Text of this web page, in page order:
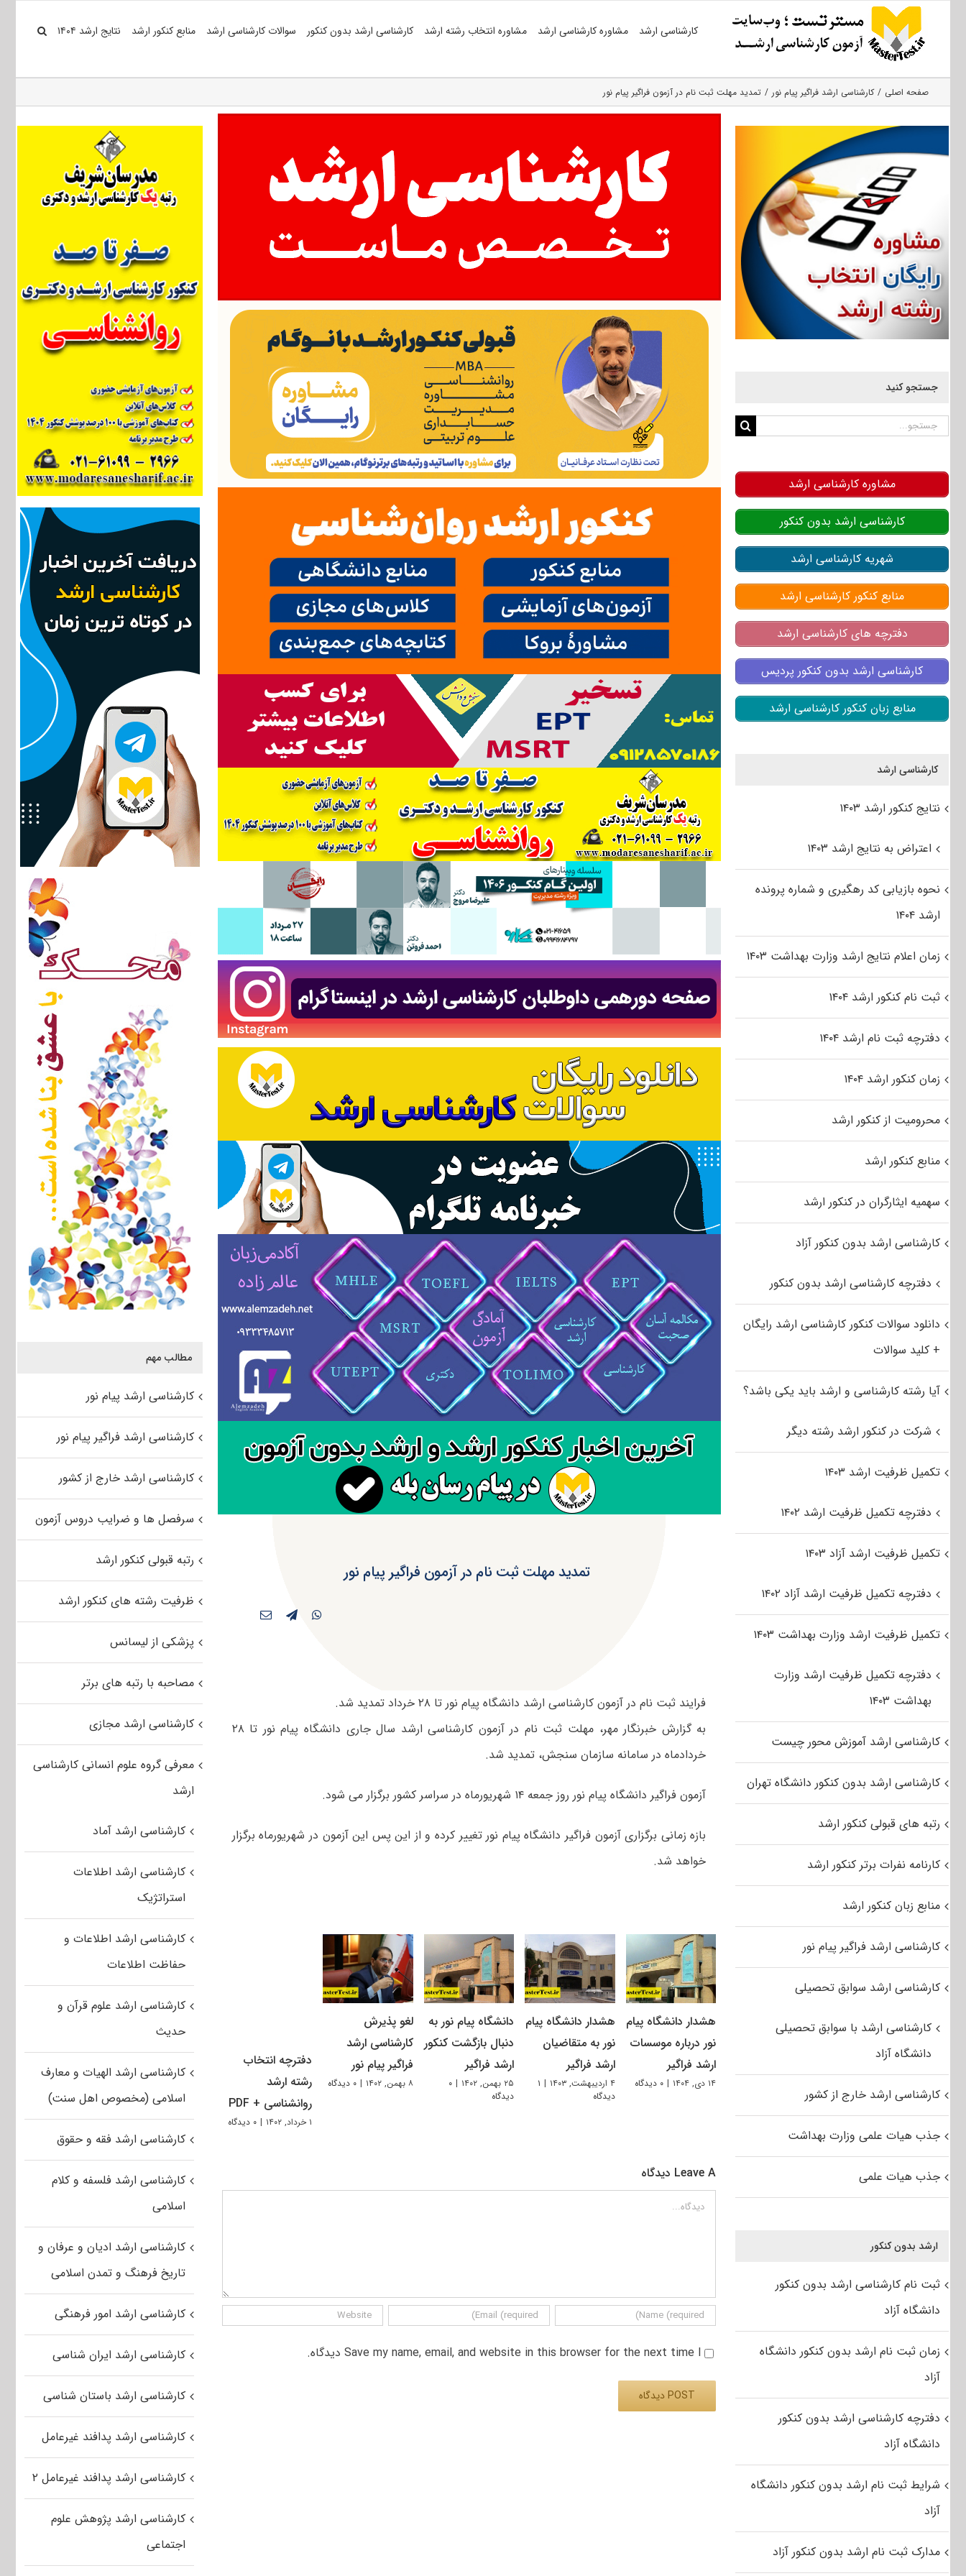
کارشناسی ارشد مشاوره کارشناسی ارشد مشاوره انتخاب رشته ارشد کارشناسی ارشد بدون کنکور سوالات کارشناسی ارشد منابع کنکور ارشد نتایج ارشد ۱۴۰۴
صفحه اصلی کارشناسی ارشد فراگیر پیام نور تمدید مهلت ثبت نام در آزمون فراگیر پیام نور
تمدید مهلت ثبت نام در آزمون فراگیر پیام نور
فرایند ثبت نام در آزمون کارشناسی ارشد دانشگاه پیام نور تا ۲۸ خرداد تمدید شد.
به گزارش خبرنگار مهر، مهلت ثبت نام در آزمون کارشناسی ارشد سال جاری دانشگاه پیام نور تا ۲۸
خردادماه در سامانه سازمان سنجش، تمدید شد.
آزمون فراگیر دانشگاه پیام نور روز جمعه ۱۴ شهریورماه در سراسر کشور برگزار می شود.
بازه زمانی برگزاری آزمون فراگیر دانشگاه پیام نور تغییر کرده و از این پس این آزمون در شهریورماه برگزار
خواهد شد.
هشدار دانشگاه پیام
نور درباره موسسات
ارشد فراگیر
۱۴ دی, ۱۴۰۴ | ۰ دیدگاه
هشدار دانشگاه پیام
نور به متقاضیان
ارشد فراگیر
۴ اردیبهشت, ۱۴۰۳ | ۱
دیدگاه
دانشگاه پیام نور به
دنبال بازگشت کنکور
ارشد فراگیر
۲۵ بهمن, ۱۴۰۲ | ۰
دیدگاه
لغو پذیرش
کارشناسی ارشد
فراگیر پیام نور
۸ بهمن, ۱۴۰۲ | ۰ دیدگاه
دفترچه انتخاب
رشته ارشد
روانشناسی + PDF
۱ خرداد, ۱۴۰۲ | ۰ دیدگاه
Leave A دیدگاه
دیدگاه
Save my name, email, and website in this browser for the next time I دیدگاه.
مطالب مهم
کارشناسی ارشد پیام نور
کارشناسی ارشد فراگیر پیام نور
کارشناسی ارشد خارج از کشور
سرفصل ها و ضرایب دروس آزمون
رتبه قبولی کنکور ارشد
ظرفیت رشته های کنکور ارشد
پزشکی از لیسانس
مصاحبه با رتبه های برتر
کارشناسی ارشد مجازی
معرفی گروه علوم انسانی کارشناسی
ارشد
کارشناسی ارشد آماد
کارشناسی ارشد اطلاعات
استراتژیک
کارشناسی ارشد اطلاعات و
حفاظت اطلاعات
کارشناسی ارشد علوم قرآن و
حدیث
کارشناسی ارشد الهیات و معارف
اسلامی (مخصوص اهل سنت)
کارشناسی ارشد فقه و حقوق
کارشناسی ارشد فلسفه و کلام
اسلامی
کارشناسی ارشد ادیان و عرفان و
تاریخ فرهنگ و تمدن اسلامی
کارشناسی ارشد امور فرهنگی
کارشناسی ارشد ایران شناسی
کارشناسی ارشد باستان شناسی
کارشناسی ارشد پدافند غیرعامل
کارشناسی ارشد پدافند غیرعامل ۲
کارشناسی ارشد پژوهش علوم
اجتماعی
جستجو کنید
جستجو
مشاوره کارشناسی ارشد
کارشناسی ارشد بدون کنکور
شهریه کارشناسی ارشد
منابع کنکور کارشناسی ارشد
دفترچه های کارشناسی ارشد
کارشناسی ارشد بدون کنکور پردیس
منابع زبان کنکور کارشناسی ارشد
کارشناسی ارشد
نتایج کنکور ارشد ۱۴۰۳
اعتراض به نتایج ارشد ۱۴۰۳
نحوه بازیابی کد رهگیری و شماره پرونده
ارشد ۱۴۰۴
زمان اعلام نتایج ارشد وزارت بهداشت ۱۴۰۳
ثبت نام کنکور ارشد ۱۴۰۴
دفترچه ثبت نام ارشد ۱۴۰۴
زمان کنکور ارشد ۱۴۰۴
محرومیت از کنکور ارشد
منابع کنکور ارشد
سهمیه ایثارگران در کنکور ارشد
کارشناسی ارشد بدون کنکور آزاد
دفترچه کارشناسی ارشد بدون کنکور
دانلود سوالات کنکور کارشناسی ارشد رایگان
+ کلید سوالات
آیا رشته کارشناسی و ارشد باید یکی باشد؟
شرکت در کنکور ارشد رشته دیگر
تکمیل ظرفیت ارشد ۱۴۰۳
دفترچه تکمیل ظرفیت ارشد ۱۴۰۲
تکمیل ظرفیت ارشد آزاد ۱۴۰۳
دفترچه تکمیل ظرفیت ارشد آزاد ۱۴۰۲
تکمیل ظرفیت ارشد وزارت بهداشت ۱۴۰۳
دفترچه تکمیل ظرفیت ارشد وزارت
بهداشت ۱۴۰۳
کارشناسی ارشد آموزش محور چیست
کارشناسی ارشد بدون کنکور دانشگاه تهران
رتبه های قبولی کنکور ارشد
کارنامه نفرات برتر کنکور ارشد
منابع زبان کنکور ارشد
کارشناسی ارشد فراگیر پیام نور
کارشناسی ارشد سوابق تحصیلی
کارشناسی ارشد با سوابق تحصیلی
دانشگاه آزاد
کارشناسی ارشد خارج از کشور
جذب هیات علمی وزارت بهداشت
جذب هیات علمی
ارشد بدون کنکور
ثبت نام کارشناسی ارشد بدون کنکور
دانشگاه آزاد
زمان ثبت نام ارشد بدون کنکور دانشگاه
آزاد
دفترچه کارشناسی ارشد بدون کنکور
دانشگاه آزاد
شرایط ثبت نام ارشد بدون کنکور دانشگاه
آزاد
مدارک ثبت نام ارشد بدون کنکور آزاد